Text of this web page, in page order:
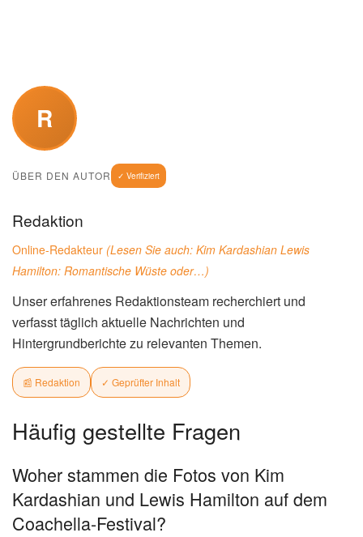
R
ÜBER DEN AUTOR ✓ Verifiziert
Redaktion
Online-Redakteur (Lesen Sie auch: Kim Kardashian Lewis
Hamilton: Romantische Wüste oder…)
Unser erfahrenes Redaktionsteam recherchiert und
verfasst täglich aktuelle Nachrichten und
Hintergrundberichte zu relevanten Themen.
📰 Redaktion ✓ Geprüfter Inhalt
Häufig gestellte Fragen
Woher stammen die Fotos von Kim
Kardashian und Lewis Hamilton auf dem
Coachella-Festival?